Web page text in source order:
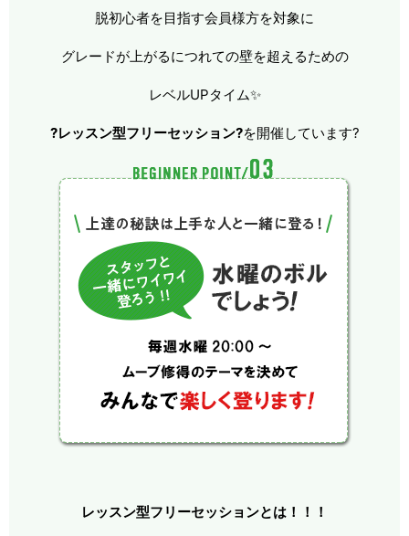
脱初心者を目指す会員様方を対象に
グレードが上がるにつれての壁を超えるための
レベルUPタイム✨
?レッスン型フリーセッション?を開催しています?
レッスン型フリーセッションとは！！！